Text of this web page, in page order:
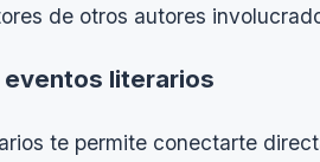
de otros autores
eventos literarios
te permite conectarte